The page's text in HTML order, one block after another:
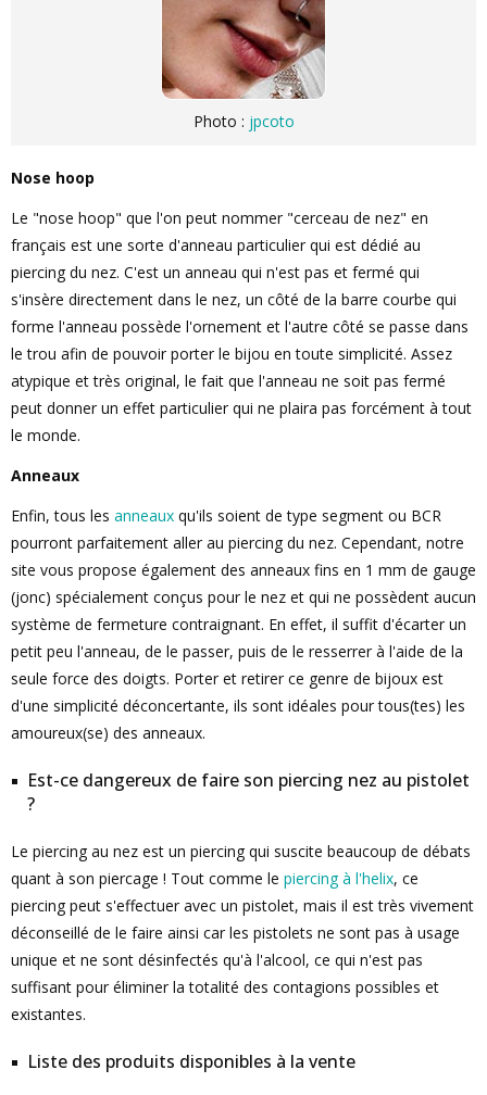
Photo : jpcoto
Nose hoop
Le "nose hoop" que l'on peut nommer "cerceau de nez" en
français est une sorte d'anneau particulier qui est dédié au
piercing du nez. C'est un anneau qui n'est pas et fermé qui
s'insère directement dans le nez, un côté de la barre courbe qui
forme l'anneau possède l'ornement et l'autre côté se passe dans
le trou afin de pouvoir porter le bijou en toute simplicité. Assez
atypique et très original, le fait que l'anneau ne soit pas fermé
peut donner un effet particulier qui ne plaira pas forcément à tout
le monde.
Anneaux
Enfin, tous les anneaux qu'ils soient de type segment ou BCR
pourront parfaitement aller au piercing du nez. Cependant, notre
site vous propose également des anneaux fins en 1 mm de gauge
(jonc) spécialement conçus pour le nez et qui ne possèdent aucun
système de fermeture contraignant. En effet, il suffit d'écarter un
petit peu l'anneau, de le passer, puis de le resserrer à l'aide de la
seule force des doigts. Porter et retirer ce genre de bijoux est
d'une simplicité déconcertante, ils sont idéales pour tous(tes) les
amoureux(se) des anneaux.
Est-ce dangereux de faire son piercing nez au pistolet
?
Le piercing au nez est un piercing qui suscite beaucoup de débats
quant à son piercage ! Tout comme le piercing à l'helix, ce
piercing peut s'effectuer avec un pistolet, mais il est très vivement
déconseillé de le faire ainsi car les pistolets ne sont pas à usage
unique et ne sont désinfectés qu'à l'alcool, ce qui n'est pas
suffisant pour éliminer la totalité des contagions possibles et
existantes.
Liste des produits disponibles à la vente